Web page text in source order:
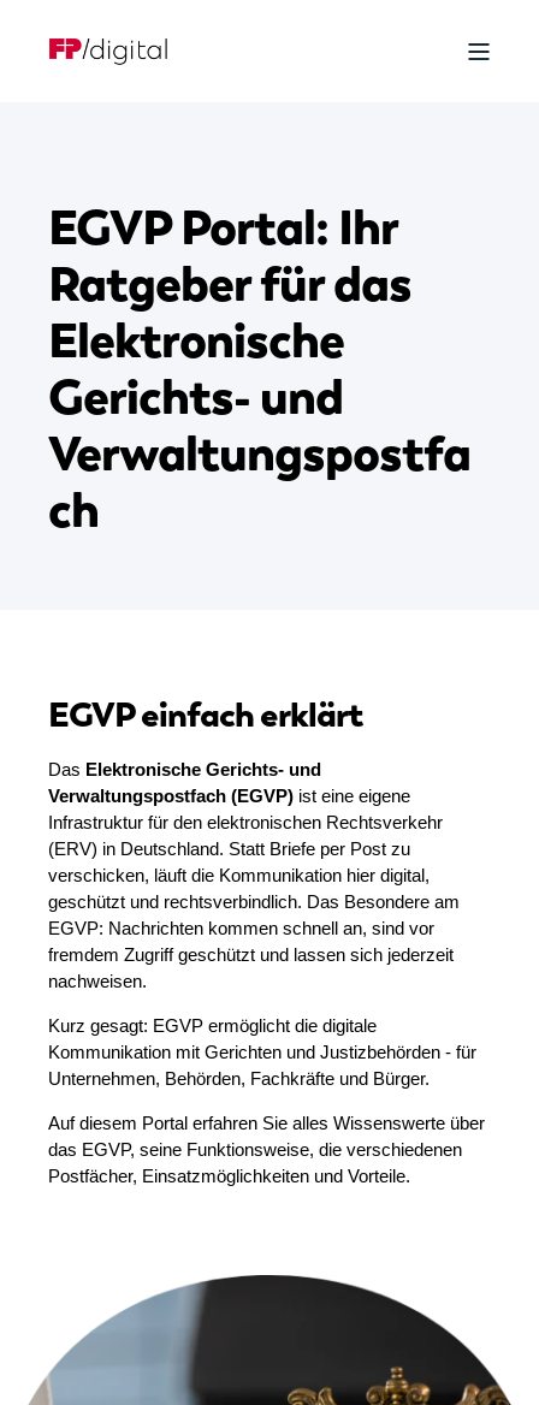
EGVP Portal: Ihr
Ratgeber für das
Elektronische
Gerichts- und
Verwaltungspostfa
ch
EGVP einfach erklärt
Das Elektronische Gerichts- und
Verwaltungspostfach (EGVP) ist eine eigene
Infrastruktur für den elektronischen Rechtsverkehr
(ERV) in Deutschland. Statt Briefe per Post zu
verschicken, läuft die Kommunikation hier digital,
geschützt und rechtsverbindlich. Das Besondere am
EGVP: Nachrichten kommen schnell an, sind vor
fremdem Zugriff geschützt und lassen sich jederzeit
nachweisen.
Kurz gesagt: EGVP ermöglicht die digitale
Kommunikation mit Gerichten und Justizbehörden - für
Unternehmen, Behörden, Fachkräfte und Bürger.
Auf diesem Portal erfahren Sie alles Wissenswerte über
das EGVP, seine Funktionsweise, die verschiedenen
Postfächer, Einsatzmöglichkeiten und Vorteile.